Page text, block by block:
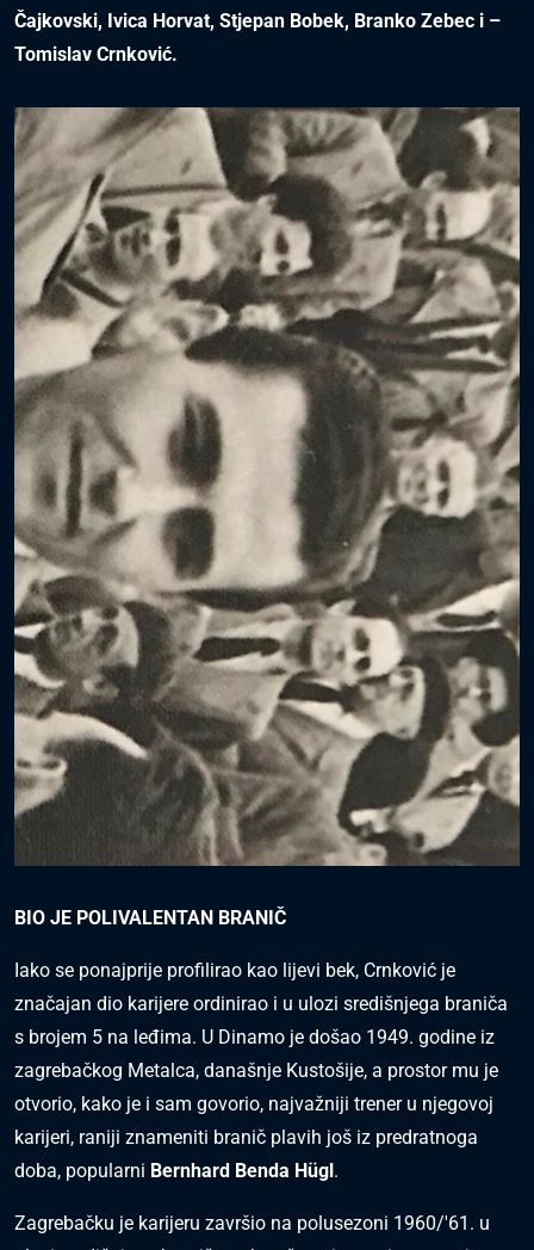
Čajkovski, Ivica Horvat, Stjepan Bobek, Branko Zebec i –
Tomislav Crnković.
BIO JE POLIVALENTAN BRANIČ
Iako se ponajprije profilirao kao lijevi bek, Crnković je
značajan dio karijere ordinirao i u ulozi središnjega braniča
s brojem 5 na leđima. U Dinamo je došao 1949. godine iz
zagrebačkog Metalca, današnje Kustošije, a prostor mu je
otvorio, kako je i sam govorio, najvažniji trener u njegovoj
karijeri, raniji znameniti branič plavih još iz predratnoga
doba, popularni Bernhard Benda Hügl .
Zagrebačku je karijeru završio na polusezoni 1960/'61. u